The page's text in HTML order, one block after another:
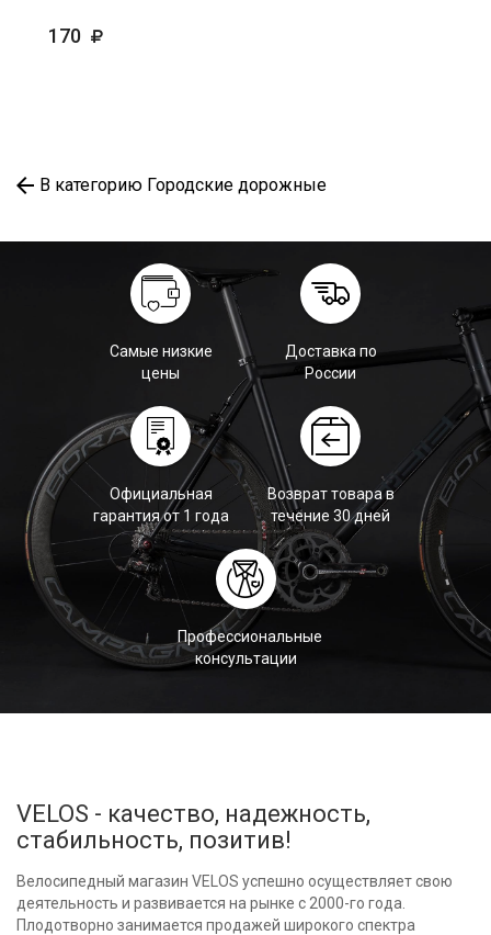
170
В категорию Городские дорожные
Самые низкие
цены
Доставка по
России
Официальная
гарантия от 1 года
Возврат товара в
течение 30 дней
Профессиональные
консультации
VELOS - качество, надежность,
стабильность, позитив!
Велосипедный магазин VELOS успешно осуществляет свою
деятельность и развивается на рынке с 2000-го года.
Плодотворно занимается продажей широкого спектра